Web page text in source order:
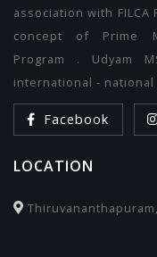
association with FILCA
concept of Prime
Program . Udyam
international -
Facebook
LOCATION